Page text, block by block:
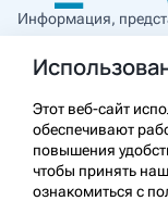
Информация,
использоваться для
и не может служить
применением
с
о лекарственных
предназначена для
работников.
Этот веб-сайт
обеспечивают
повышения
чтобы принять
ознакомиться с